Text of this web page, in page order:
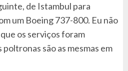
de Istambul para
um Boeing 737-800. Eu não
os serviços foram
são as mesmas em